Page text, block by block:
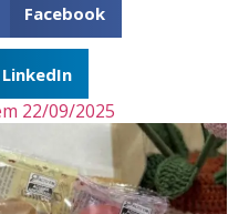
Facebook
LinkedIn
22/09/2025